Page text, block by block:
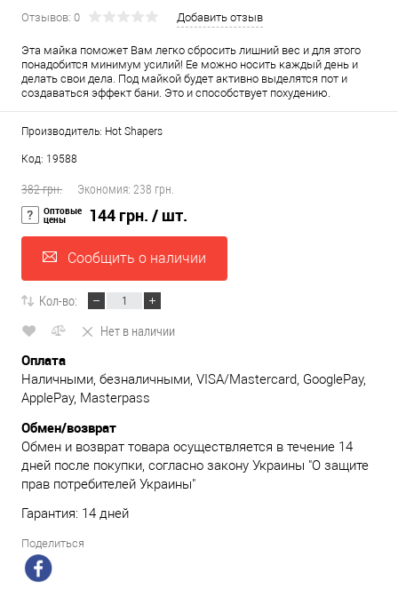
Отзывов: 0 Добавить отзыв
Эта майка поможет Вам легко сбросить лишний вес и для этого
понадобится минимум усилий! Ее можно носить каждый день и
делать свои дела. Под майкой будет активно выделятся пот и
создаваться эффект бани. Это и способствует похудению.
Производитель: Hot Shapers
Код: 19588
382 грн. Экономия: 238 грн.
Оптовые
цены 144 грн. / шт.
Сообщить о наличии
Кол-во:
Нет в наличии
Оплата
Наличными, безналичными, VISA/Mastercard, GooglePay,
ApplePay, Masterpass
Обмен/возврат
Обмен и возврат товара осуществляется в течение 14
дней после покупки, согласно закону Украины "О защите
прав потребителей Украины"
Гарантия: 14 дней
Поделиться